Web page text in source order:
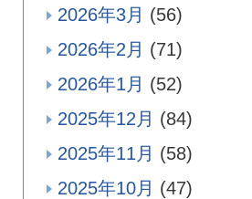
2026年3月 (56)
2026年2月 (71)
2026年1月 (52)
2025年12月 (84)
2025年11月 (58)
2025年10月 (47)